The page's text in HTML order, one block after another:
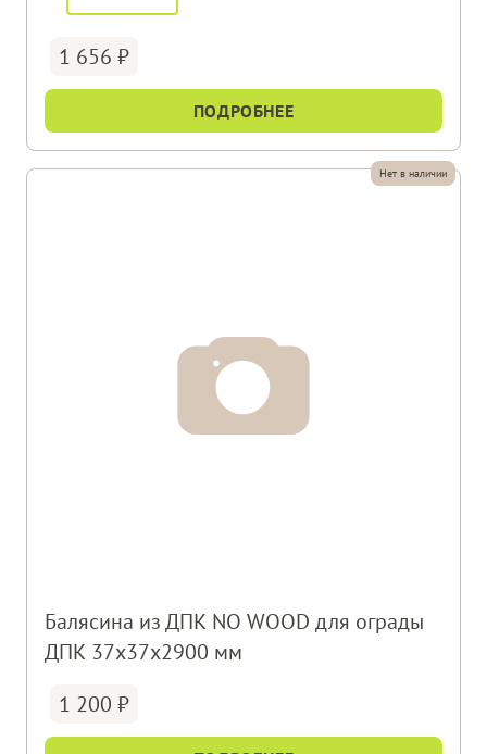
1 656
ПОДРОБНЕЕ
Балясина из ДПК NO WOOD для ограды
ДПК 37х37х2900 мм
1 200
Нет в наличии